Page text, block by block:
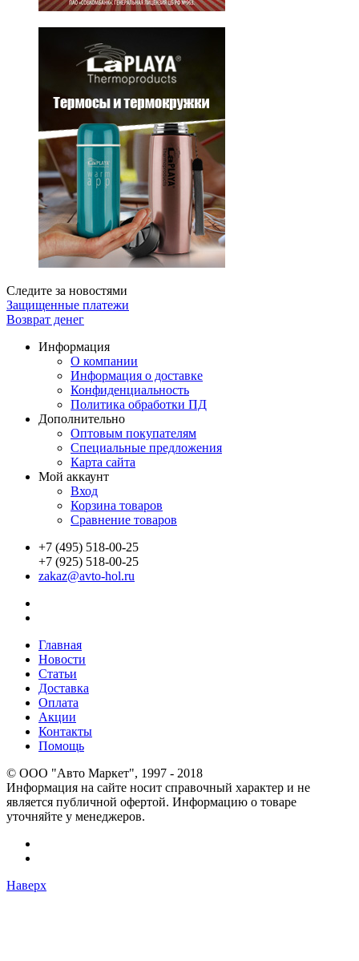
Следите за новостями
Защищенные платежи
Возврат денег
Информация
О компании
Информация о доставке
Конфиденциальность
Политика обработки ПД
Дополнительно
Оптовым покупателям
Специальные предложения
Карта сайта
Мой аккаунт
Вход
Корзина товаров
Сравнение товаров
+7 (495) 518-00-25
+7 (925) 518-00-25
zakaz@avto-hol.ru
Главная
Новости
Статьи
Доставка
Оплата
Акции
Контакты
Помощь
© OOO "Авто Маркет", 1997 - 2018
Информация на сайте носит справочный характер и не
является публичной офертой. Информацию о товаре
уточняйте у менеджеров.
Наверх